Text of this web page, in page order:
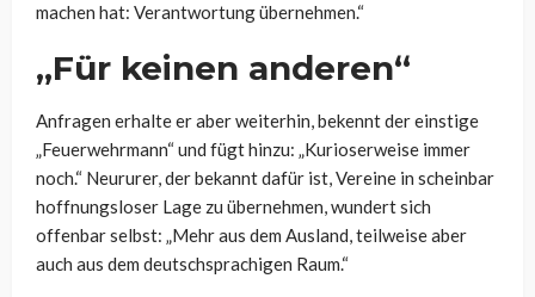
machen hat: Verantwortung übernehmen.“
„Für keinen anderen“
Anfragen erhalte er aber weiterhin, bekennt der einstige
„Feuerwehrmann“ und fügt hinzu: „Kurioserweise immer
noch.“ Neururer, der bekannt dafür ist, Vereine in scheinbar
hoffnungsloser Lage zu übernehmen, wundert sich
offenbar selbst: „Mehr aus dem Ausland, teilweise aber
auch aus dem deutschsprachigen Raum.“